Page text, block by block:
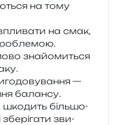
на тому
на смак,
зна­йо­ми­ться
—
балан­су.
шко­дить біль­шо­
збе­рі­га­ти зви­